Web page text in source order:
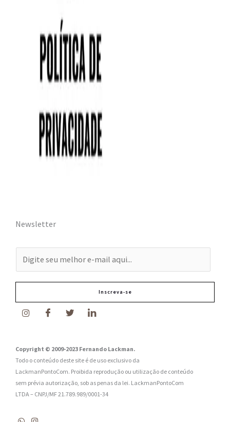
Newsletter
-
m
a
:
*
Inscreva-se
Copyright © 2009-2023 Fernando Lackman.
Todo o conteúdo deste site é de uso exclusivo da
LackmanPontoCom. Proibida reprodução ou utilização de conteúdo
sem prévia autorização, sob as penas da lei. LackmanPontoCom
LTDA – CNPJ/MF 21.789.989/0001-34